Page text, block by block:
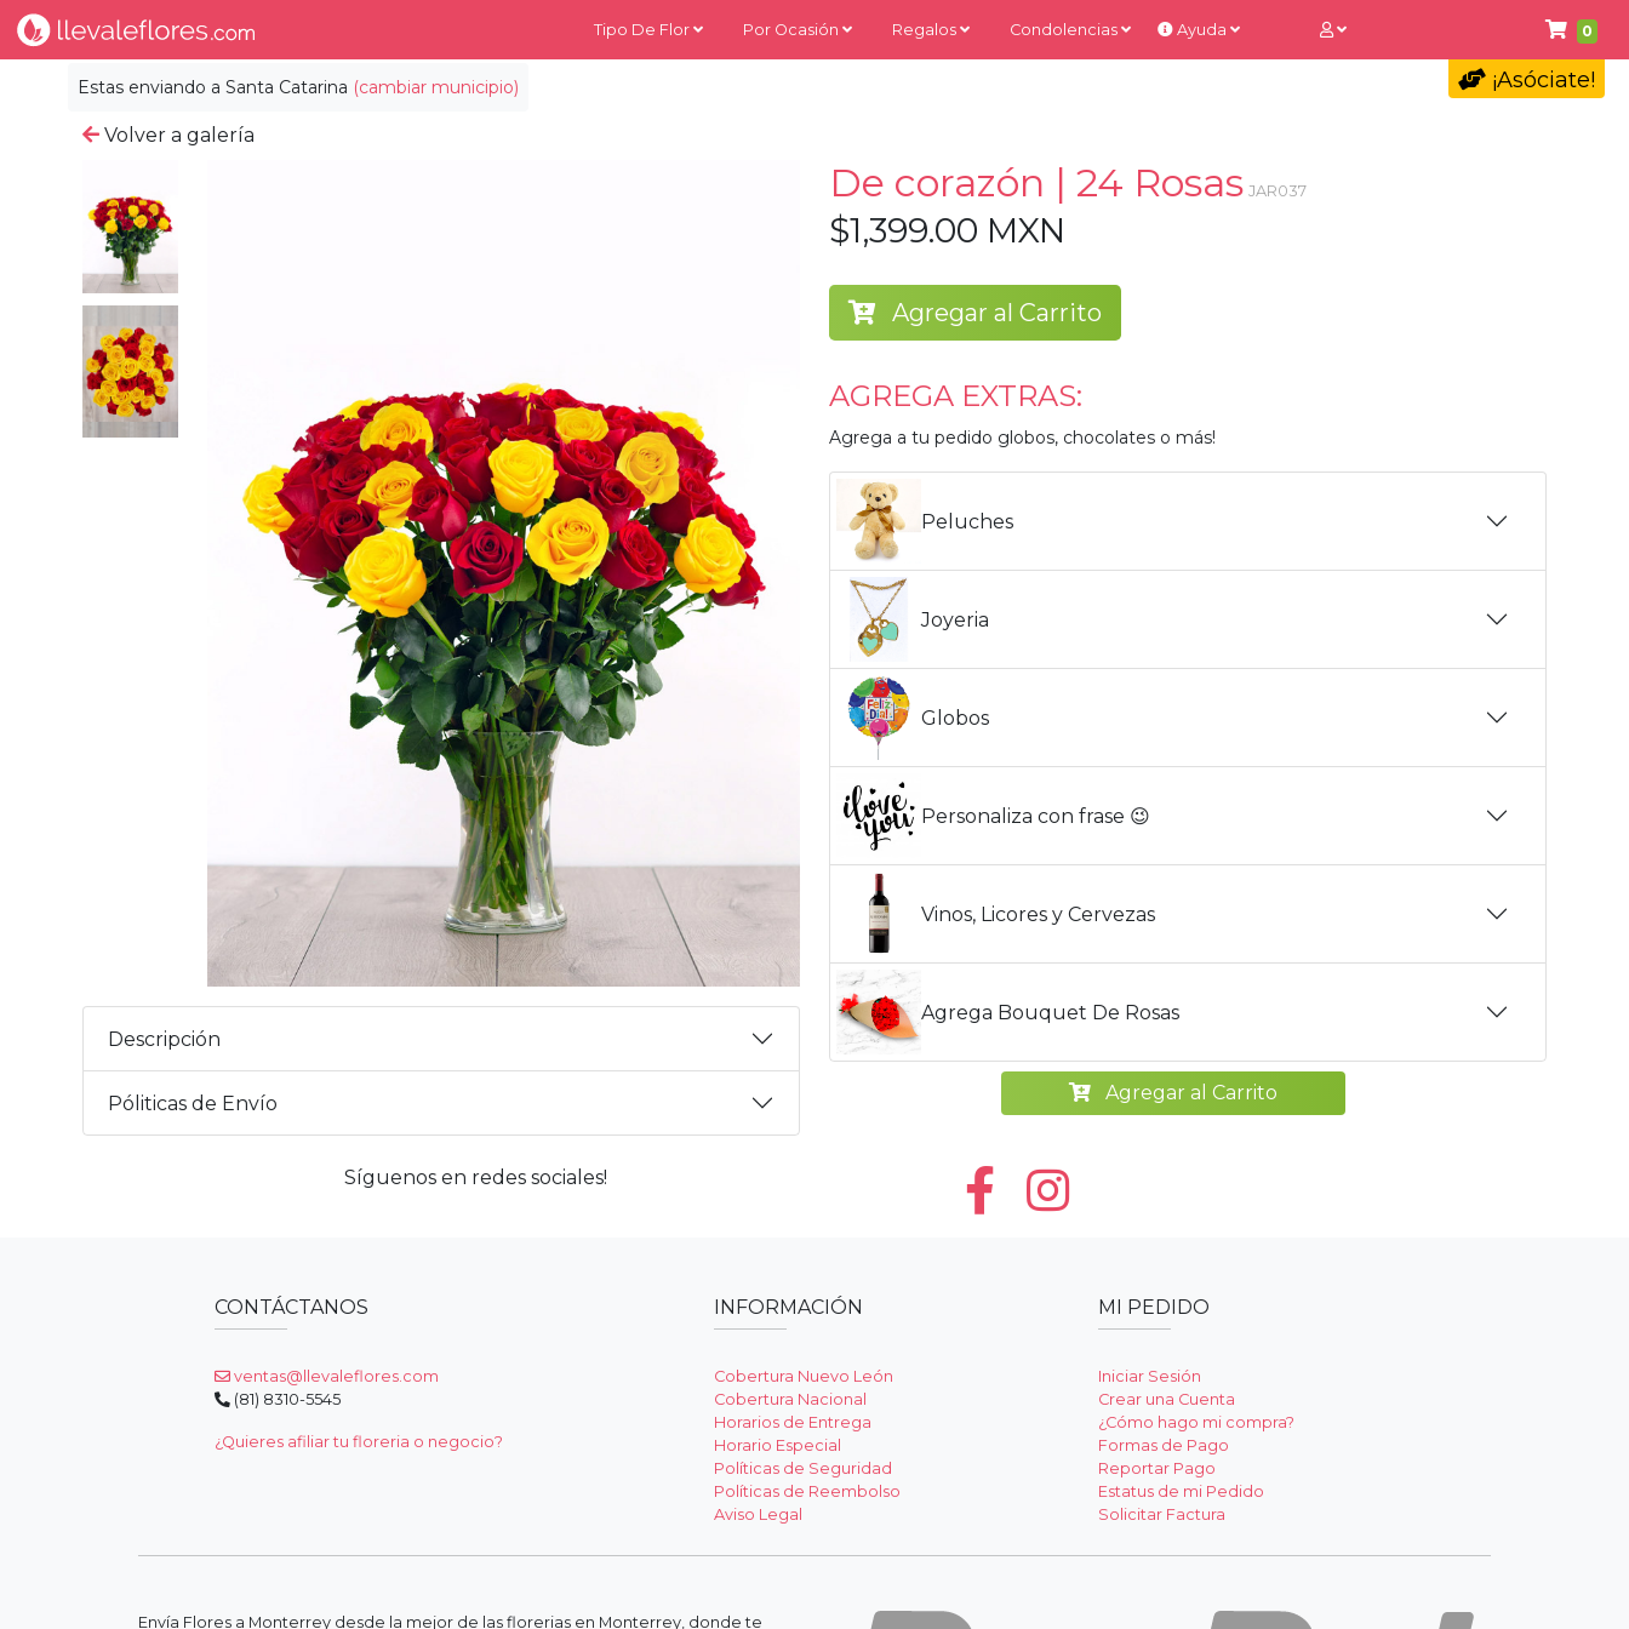
0
Estas enviando a Santa Catarina (cambiar municipio)
Tipo De Flor Por Ocasión Regalos Condolencias Ayuda
¡Asóciate!
Volver a galería
Descripción
Póliticas de Envío
De corazón | 24 Rosas JAR037
$1,399.00 MXN
Agregar al Carrito
AGREGA EXTRAS:
Agrega a tu pedido globos, chocolates o más!
Peluches
Joyeria
Globos
Personaliza con frase 😉
Vinos, Licores y Cervezas
Agrega Bouquet De Rosas
Agregar al Carrito
Síguenos en redes sociales!
CONTÁCTANOS
ventas@llevaleflores.com
(81) 8310-5545
¿Quieres afiliar tu floreria o negocio?
INFORMACIÓN
Cobertura Nuevo León
Cobertura Nacional
Horarios de Entrega
Horario Especial
Políticas de Seguridad
Políticas de Reembolso
Aviso Legal
MI PEDIDO
Iniciar Sesión
Crear una Cuenta
¿Cómo hago mi compra?
Formas de Pago
Reportar Pago
Estatus de mi Pedido
Solicitar Factura
Envía Flores a Monterrey desde la mejor de las florerias en Monterrey, donde te